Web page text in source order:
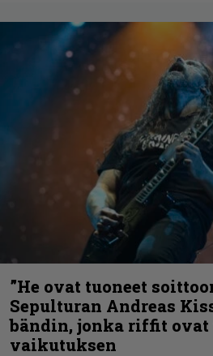
”He ovat tuoneet
Sepulturan Andreas
bändin, jonka riffit ovat
vaikutuksen